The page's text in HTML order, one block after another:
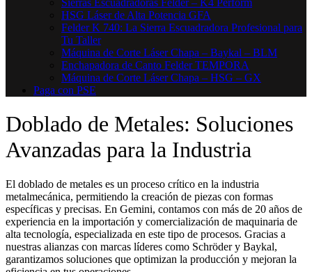
Sierras Escuadradoras Felder – K4 Perform
HSG Láser de Alta Potencia GFA
Felder K 740: La Sierra Escuadradora Profesional para
Tu Taller
Máquina de Corte Láser Chapa – Baykal – BLM
Enchapadora de Canto Felder TEMPORA
Máquina de Corte Láser Chapa – HSG – GX
Paga con PSE
Doblado de Metales: Soluciones
Avanzadas para la Industria
El doblado de metales es un proceso crítico en la industria
metalmecánica, permitiendo la creación de piezas con formas
específicas y precisas. En Gemini, contamos con más de 20 años de
experiencia en la importación y comercialización de maquinaria de
alta tecnología, especializada en este tipo de procesos. Gracias a
nuestras alianzas con marcas líderes como Schröder y Baykal,
garantizamos soluciones que optimizan la producción y mejoran la